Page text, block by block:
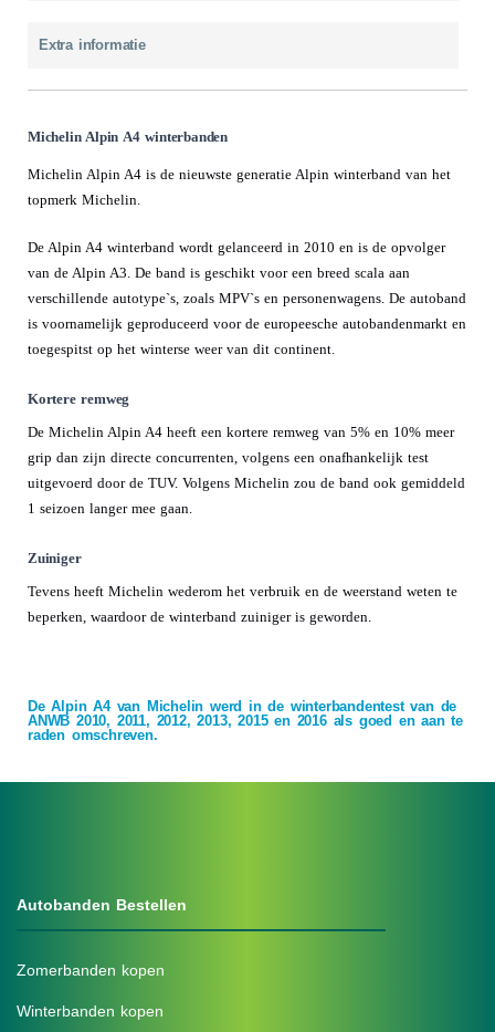
Extra informatie
Michelin Alpin A4 winterbanden
Michelin Alpin A4 is de nieuwste generatie Alpin winterband van het
topmerk Michelin.
De Alpin A4 winterband wordt gelanceerd in 2010 en is de opvolger
van de Alpin A3. De band is geschikt voor een breed scala aan
verschillende autotype`s, zoals MPV`s en personenwagens. De autoband
is voornamelijk geproduceerd voor de europeesche autobandenmarkt en
toegespitst op het winterse weer van dit continent.
Kortere remweg
De Michelin Alpin A4 heeft een kortere remweg van 5% en 10% meer
grip dan zijn directe concurrenten, volgens een onafhankelijk test
uitgevoerd door de TUV. Volgens Michelin zou de band ook gemiddeld
1 seizoen langer mee gaan.
Zuiniger
Tevens heeft Michelin wederom het verbruik en de weerstand weten te
beperken, waardoor de winterband zuiniger is geworden.
De Alpin A4 van Michelin werd in de winterbandentest van de
ANWB 2010, 2011, 2012, 2013, 2015 en 2016 als goed en aan te
raden omschreven.
Autobanden Bestellen
Zomerbanden kopen
Winterbanden kopen